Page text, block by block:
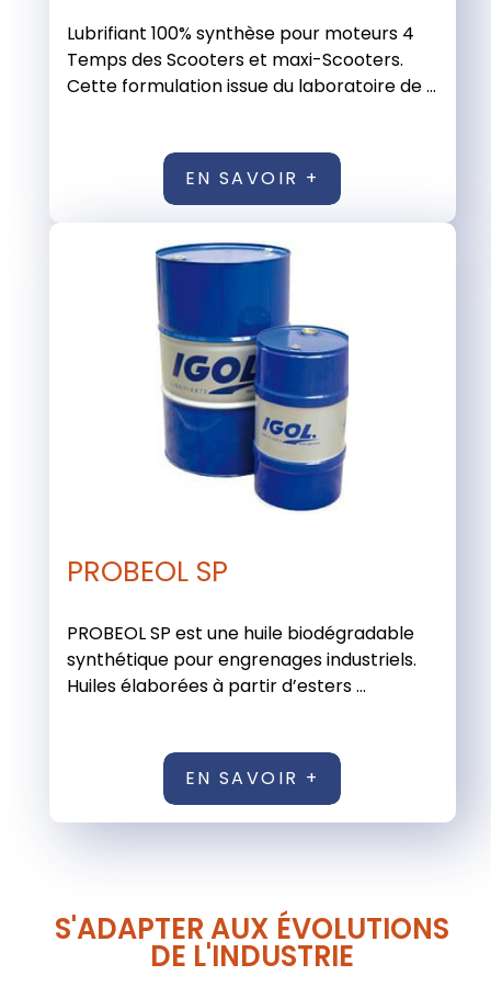
Lubrifiant 100% synthèse pour moteurs 4
Temps des Scooters et maxi-Scooters.
Cette formulation issue du laboratoire de ...
EN SAVOIR +
PROBEOL SP
PROBEOL SP est une huile biodégradable
synthétique pour engrenages industriels.
Huiles élaborées à partir d’esters ...
EN SAVOIR +
S'ADAPTER AUX ÉVOLUTIONS
DE L'INDUSTRIE